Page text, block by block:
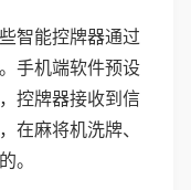
智能控牌器通过
手机端软件预设
控牌器接收到信
在麻将机洗牌、
。